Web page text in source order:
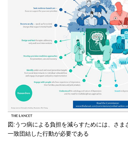
図:うつ病による負担を減らすためには、さ
一致団結した行動が必要である